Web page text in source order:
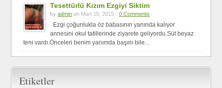
Tesettürlü Kızım Ezgiyi Siktim
byadmin on Mart 15, 2015 -0 Comments
Ezgi çoğunlukla öz babasının yanında kalıyor
annesini okul tatillerinde ziyarete geliyordu.Süt beyaz
teni vardı.Önceleri benim yanımda başını bile...
Etiketler